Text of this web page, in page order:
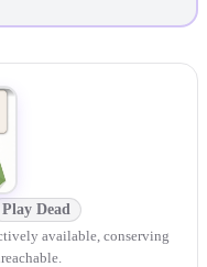
Play Dead
available, conserving